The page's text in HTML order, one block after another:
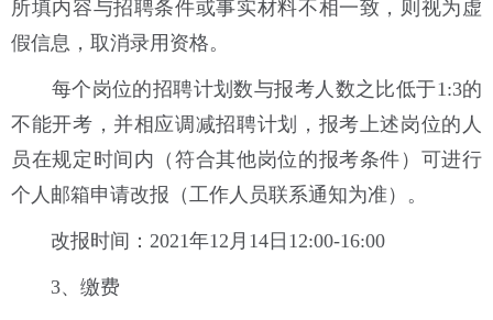
所填内容与招聘条件或事实材料不相一致，则视为虚
假信息，取消录用资格。
每个岗位的招聘计划数与报考人数之比低于1:3的
不能开考，并相应调减招聘计划，报考上述岗位的人
员在规定时间内（符合其他岗位的报考条件）可进行
个人邮箱申请改报（工作人员联系通知为准）。
改报时间：2021年12月14日12:00-16:00
3、缴费